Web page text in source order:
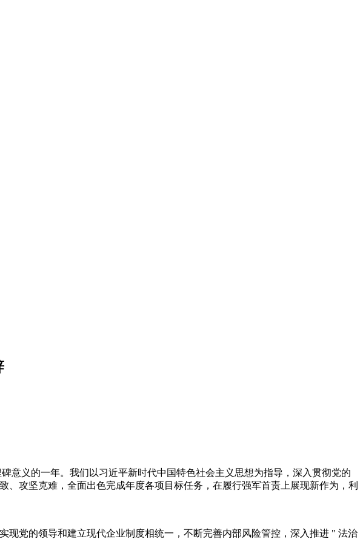
意义的一年。我们以习近平新时代中国特色社会主义思想为指导，深入贯彻党的
攻坚克难，全面出色完成年度各项目标任务，在履行强军首责上展现新作为，利
党的领导和建立现代企业制度相统一，不断完善内部风险管控，深入推进 " 法治